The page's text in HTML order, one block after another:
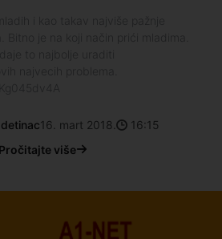
16. mart 2018.
16:15
Pročitajte više